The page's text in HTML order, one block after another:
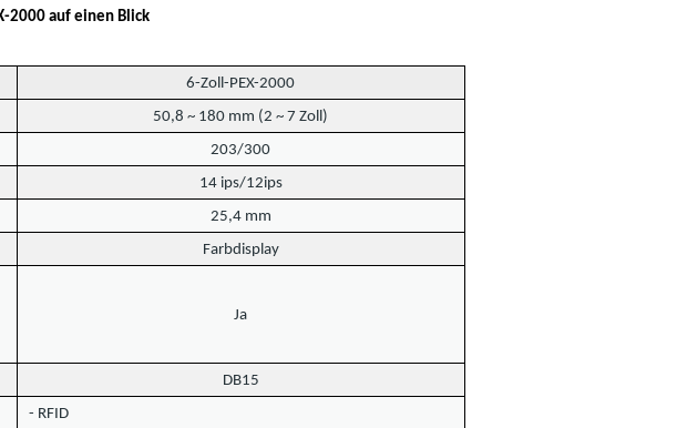
2000 auf einen Blick
6-Zoll-PEX-2000
50,8 ~ 180 mm (2 ~ 7 Zoll)
203/300
14 ips/12ips
25,4 mm
Farbdisplay
Ja
DB15
- RFID